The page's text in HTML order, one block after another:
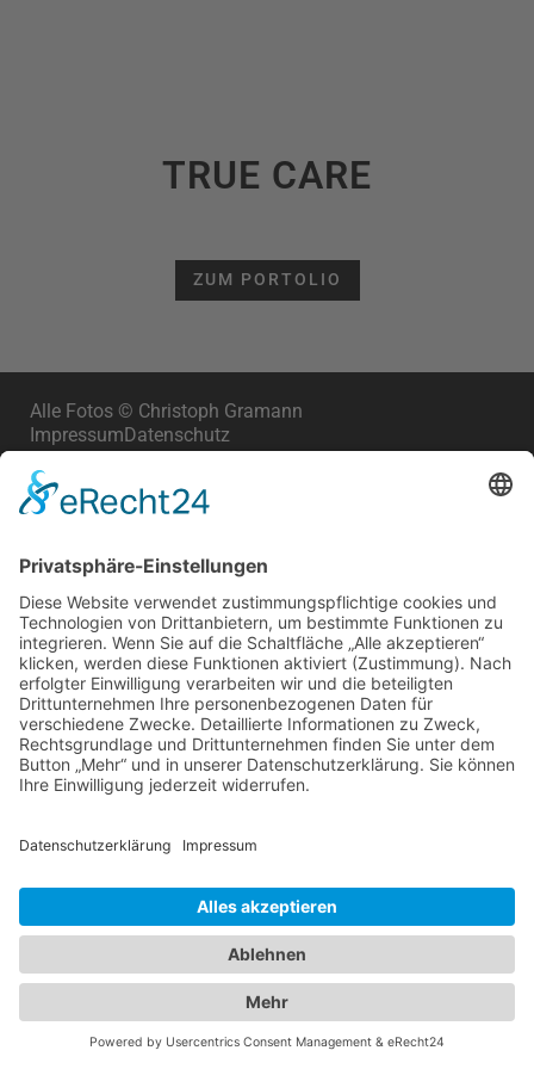
TRUE CARE
ZUM PORTOLIO
Alle Fotos © Christoph Gramann
ImpressumDatenschutz